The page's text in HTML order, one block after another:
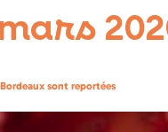
sont reportées